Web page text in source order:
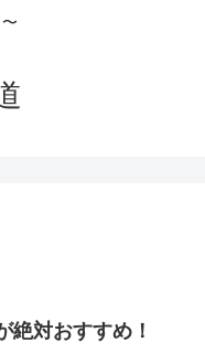
絶対おすすめ！